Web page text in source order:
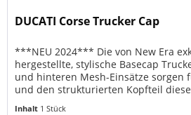
DUCATI Corse Trucker Cap
***NEU 2024*** Die von New Era
hergestellte, stylische Basecap
und hinteren Mesh-Einsätze sorgen
und den strukturierten Kopfteil
Inhalt 1 Stück